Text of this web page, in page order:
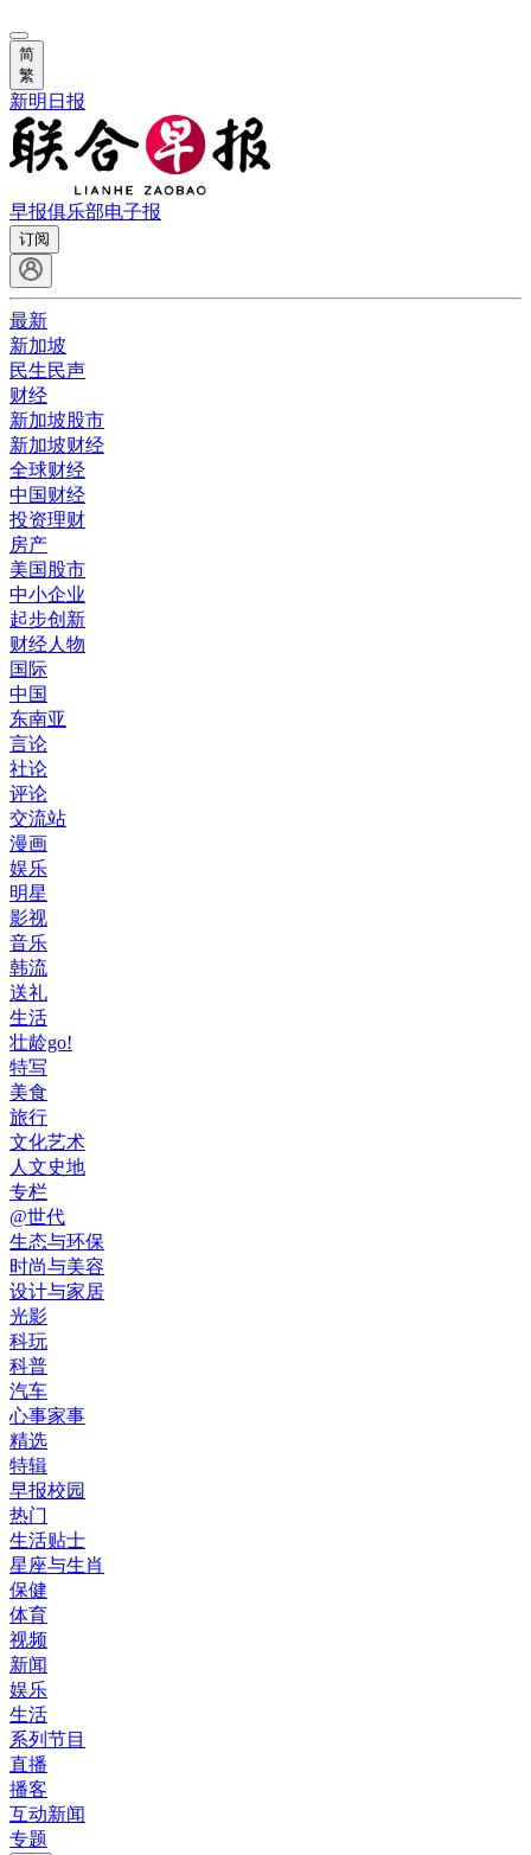
简
繁
新明日报
早报俱乐部电子报
订阅
最新
新加坡
民生民声
财经
新加坡股市
新加坡财经
全球财经
中国财经
投资理财
房产
美国股市
中小企业
起步创新
财经人物
国际
中国
东南亚
言论
社论
评论
交流站
漫画
娱乐
明星
影视
音乐
韩流
送礼
生活
壮龄go!
特写
美食
旅行
文化艺术
人文史地
专栏
@世代
生态与环保
时尚与美容
设计与家居
光影
科玩
科普
汽车
心事家事
精选
特辑
早报校园
热门
生活贴士
星座与生肖
保健
体育
视频
新闻
娱乐
生活
系列节目
直播
播客
互动新闻
专题